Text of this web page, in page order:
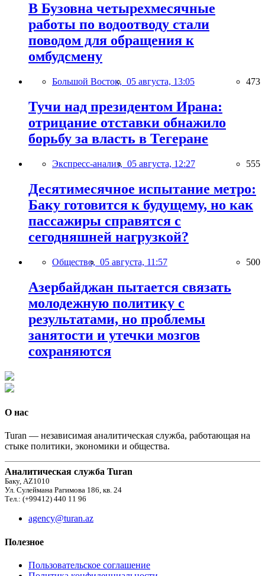
В Бузовна четырехмесячные
работы по водоотводу стали
поводом для обращения к
омбудсмену
Большой Восток, 05 августа, 13:05 473
Тучи над президентом Ирана:
отрицание отставки обнажило
борьбу за власть в Тегеране
Экспресс-анализ, 05 августа, 12:27 555
Десятимесячное испытание метро:
Баку готовится к будущему, но как
пассажиры справятся с
сегодняшней нагрузкой?
Общество, 05 августа, 11:57 500
Азербайджан пытается связать
молодежную политику с
результатами, но проблемы
занятости и утечки мозгов
сохраняются
О нас
Turan — независимая аналитическая служба, работающая на
стыке политики, экономики и общества.
Аналитическая служба Turan
Баку, AZ1010
Ул. Сулеймана Рагимова 186, кв. 24
Тел.: (+99412) 440 11 96
agency@turan.az
Полезное
Пользовательское соглашение